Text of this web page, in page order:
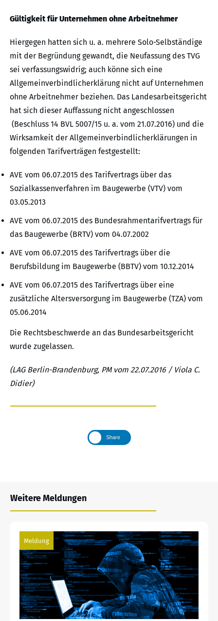
Gültigkeit für Unternehmen ohne Arbeitnehmer
Hiergegen hatten sich u. a. mehrere Solo-Selbständige
mit der Begründung gewandt, die Neufassung des TVG
sei verfassungswidrig; auch könne sich eine
Allgemeinverbindlicherklärung nicht auf Unternehmen
ohne Arbeitnehmer beziehen. Das Landesarbeitsgericht
hat sich dieser Auffassung nicht angeschlossen
(Beschluss 14 BVL 5007/15 u. a. vom 21.07.2016) und die
Wirksamkeit der Allgemeinverbindlicherklärungen in
folgenden Tarifverträgen festgestellt:
AVE vom 06.07.2015 des Tarifvertrags über das
Sozialkassenverfahren im Baugewerbe (VTV) vom
03.05.2013
AVE vom 06.07.2015 des Bundesrahmentarifvertrags für
das Baugewerbe (BRTV) vom 04.07.2002
AVE vom 06.07.2015 des Tarifvertrags über die
Berufsbildung im Baugewerbe (BBTV) vom 10.12.2014
AVE vom 06.07.2015 des Tarifvertrags über eine
zusätzliche Altersversorgung im Baugewerbe (TZA) vom
05.06.2014
Die Rechtsbeschwerde an das Bundesarbeitsgericht
wurde zugelassen.
(LAG Berlin-Brandenburg, PM vom 22.07.2016 / Viola C.
Didier)
Share
Weitere Meldungen
Meldung